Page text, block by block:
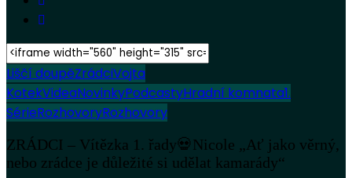
Liščí doupěZrádciVojta
KotekVideaNovinkyPodcastyHradní komnata1.
SérieRozhovoryRozhovory
ZRÁDCI – Vítězka 1. řady💀Nicole „Ať jako věrný,
nebo zrádce je důležité si udělat kamarády“